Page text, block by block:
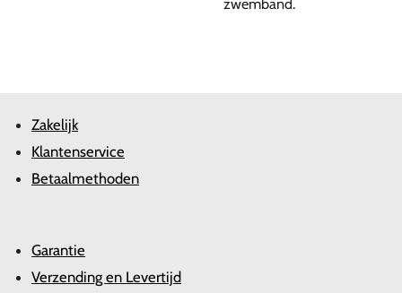
Zakelijk
Klantenservice
Betaalmethoden
Garantie
Verzending en Levertijd